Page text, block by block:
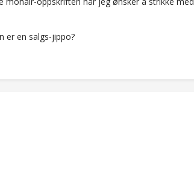
er en salgs-jippo?